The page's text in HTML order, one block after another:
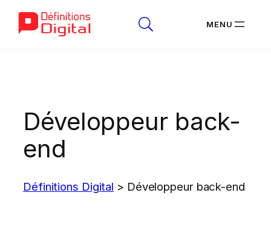
Développeur back-
end
Définitions Digital > Développeur back-end